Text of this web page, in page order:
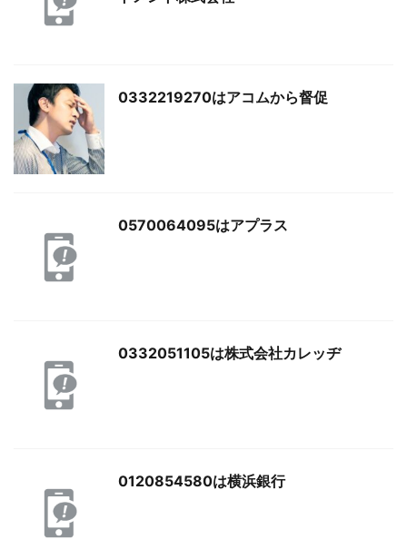
0332219270はアコムから督促
0570064095はアプラス
0332051105は株式会社カレッヂ
0120854580は横浜銀行